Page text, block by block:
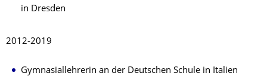
in Dresden
2012-2019
Gymnasiallehrerin an der Deutschen Schule in Italien